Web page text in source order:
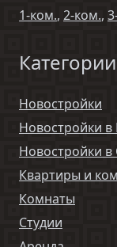
1-ком., 2-ком.,
Категории
Новостройки
Новостройки
Новостройки в
Квартиры и
Комнаты
Студии